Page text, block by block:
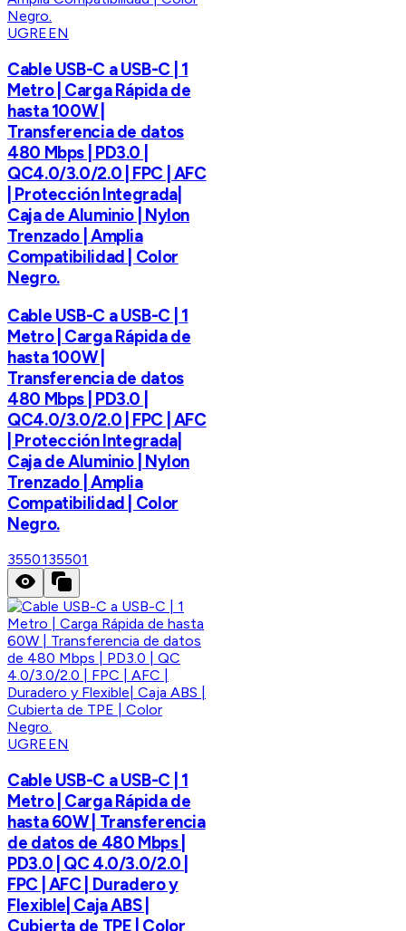
UGREEN
Cable USB-C a USB-C | 1
Metro | Carga Rápida de
hasta 100W |
Transferencia de datos
480 Mbps | PD3.0 |
QC4.0/3.0/2.0 | FPC | AFC
| Protección Integrada|
Caja de Aluminio | Nylon
Trenzado | Amplia
Compatibilidad | Color
Negro.
Cable USB-C a USB-C | 1
Metro | Carga Rápida de
hasta 100W |
Transferencia de datos
480 Mbps | PD3.0 |
QC4.0/3.0/2.0 | FPC | AFC
| Protección Integrada|
Caja de Aluminio | Nylon
Trenzado | Amplia
Compatibilidad | Color
Negro.
3550135501
UGREEN
Cable USB-C a USB-C | 1
Metro | Carga Rápida de
hasta 60W | Transferencia
de datos de 480 Mbps |
PD3.0 | QC 4.0/3.0/2.0 |
FPC | AFC | Duradero y
Flexible| Caja ABS |
Cubierta de TPE | Color